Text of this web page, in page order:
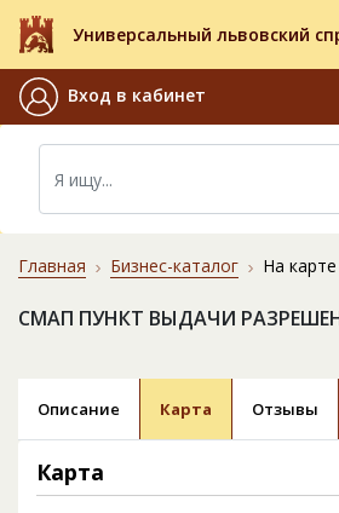
Универсальный львовский
Вход в кабинет
Главная Бизнес-каталог На карте
СМАП ПУНКТ ВЫДАЧИ
Описание Карта Отзывы
Карта